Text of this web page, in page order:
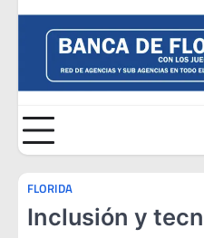
FLORIDA
Inclusión y